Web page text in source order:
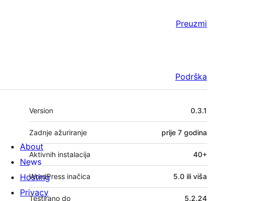
Preuzmi
Podrška
Meta
Version 0.3.1
Zadnje ažuriranje prije 7 godina
Aktivnih instalacija 40+
WordPress inačica 5.0 ili viša
Testirano do 5.2.24
About
News
Hosting
Privacy